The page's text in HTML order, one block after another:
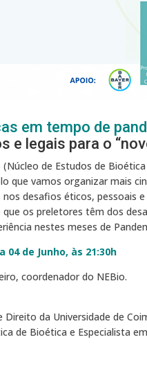
em tempo de
e legais para o
de Estudos de
que vamos organizar mais
desafios éticos, pessoais
os preletores têm dos
nestes meses de
04 de Junho, às 21:30h
coordenador do NEBio.
Direito da Universidade de
de Bioética e Especialista